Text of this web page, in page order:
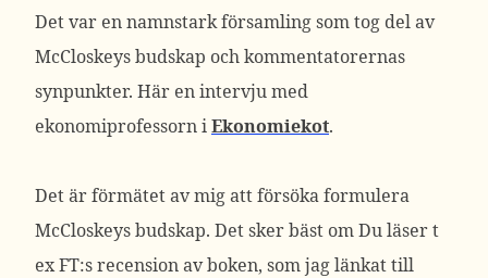
Det var en namnstark församling som tog del av
McCloskeys budskap och kommentatorernas
synpunkter. Här en intervju med
ekonomiprofessorn iEkonomiekot.
Det är förmätet av mig att försöka formulera
McCloskeys budskap. Det sker bäst om Du läser t
ex FT:s recension av boken, som jag länkat till